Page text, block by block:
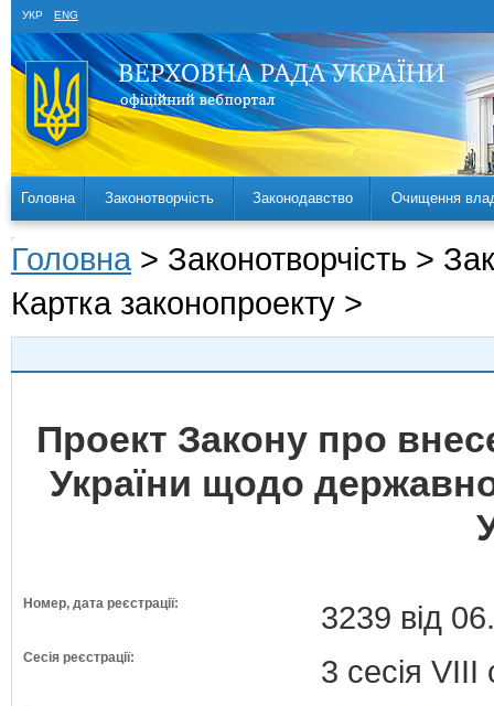
УКР ENG
Головна Законотворчість Законодавство Очищення
Головна > Законотворчість >
Картка законопроекту >
Проект Закону про
України щодо
Номер, дата реєстрації: 3239 від
Сесія реєстрації: 3 сесія VIII